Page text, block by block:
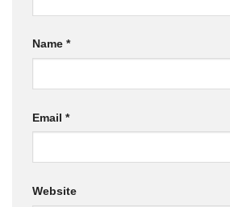
Name *
Email *
Website